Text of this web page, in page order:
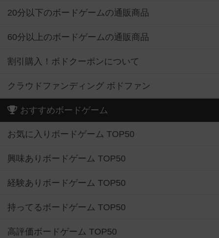
20分以下のボードゲームの通販商品
60分以上のボードゲームの通販商品
割引購入！ボドクーポンについて
クラウドファンディング ボドファン
おすすめボードゲーム
お気に入りボードゲーム TOP50
興味ありボードゲーム TOP50
経験ありボードゲーム TOP50
持ってるボードゲーム TOP50
高評価ボードゲーム TOP50